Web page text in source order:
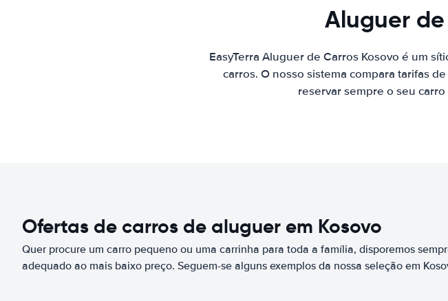
Aluguer
EasyTerra Aluguer de Carros Kosovo é um
carros. O nosso sistema compara tarifas
reservar sempre o seu
Ofertas de carros de aluguer em Kosovo
Quer procure um carro pequeno ou uma carrinha para toda a família, disporemos
adequado ao mais baixo preço. Seguem-se alguns exemplos da nossa seleção em